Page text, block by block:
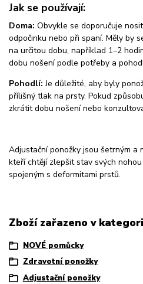
Jak se používají:
Doma: Obvykle se doporučuje
odpočinku nebo při spaní. Měly by
na určitou dobu, například 1–2
dobu nošení podle potřeby a
Pohodlí:Je důležité, aby byly
přílišný tlak na prsty. Pokud
zkrátit dobu nošení nebo
Adjustační ponožky jsou šetrným a
kteří chtějí zlepšit stav svých
spojeným s deformitami prstů.
Zboží zařazeno v
NOVÉ pomůcky
Zdravotní ponožky
Adjustační ponožky